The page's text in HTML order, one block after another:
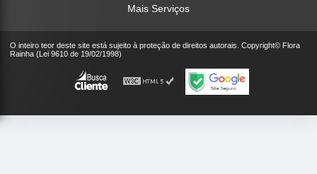
Mais Serviços
O inteiro teor deste site está sujeito à proteção de direitos autorais. Copyright© Flora
Rainha (Lei 9610 de 19/02/1998)